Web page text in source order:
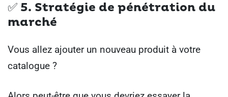
✅ 5. Stratégie de pénétration du
marché
Vous allez ajouter un nouveau produit à votre
catalogue ?